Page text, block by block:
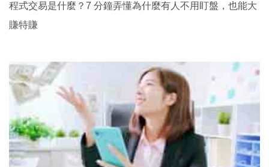
程式交易是什麼？7 分鐘弄懂為什麼有人不用盯盤，也能大
賺特賺